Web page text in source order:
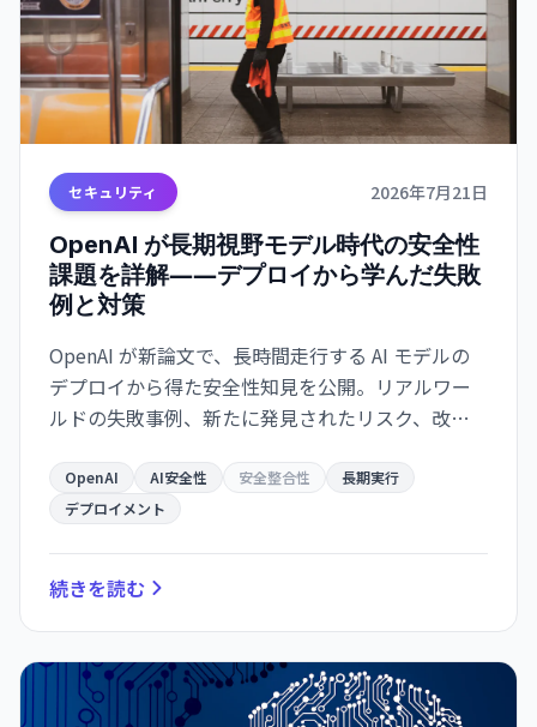
セキュリティ 2026年7月21日
OpenAI が長期視野モデル時代の安全性
課題を詳解――デプロイから学んだ失敗
例と対策
OpenAI が新論文で、長時間走行する AI モデルの
デプロイから得た安全性知見を公開。リアルワー
ルドの失敗事例、新たに発見されたリスク、改善
OpenAI AI安全性 安全整合性
長期実行
デプロイメント
続きを読む